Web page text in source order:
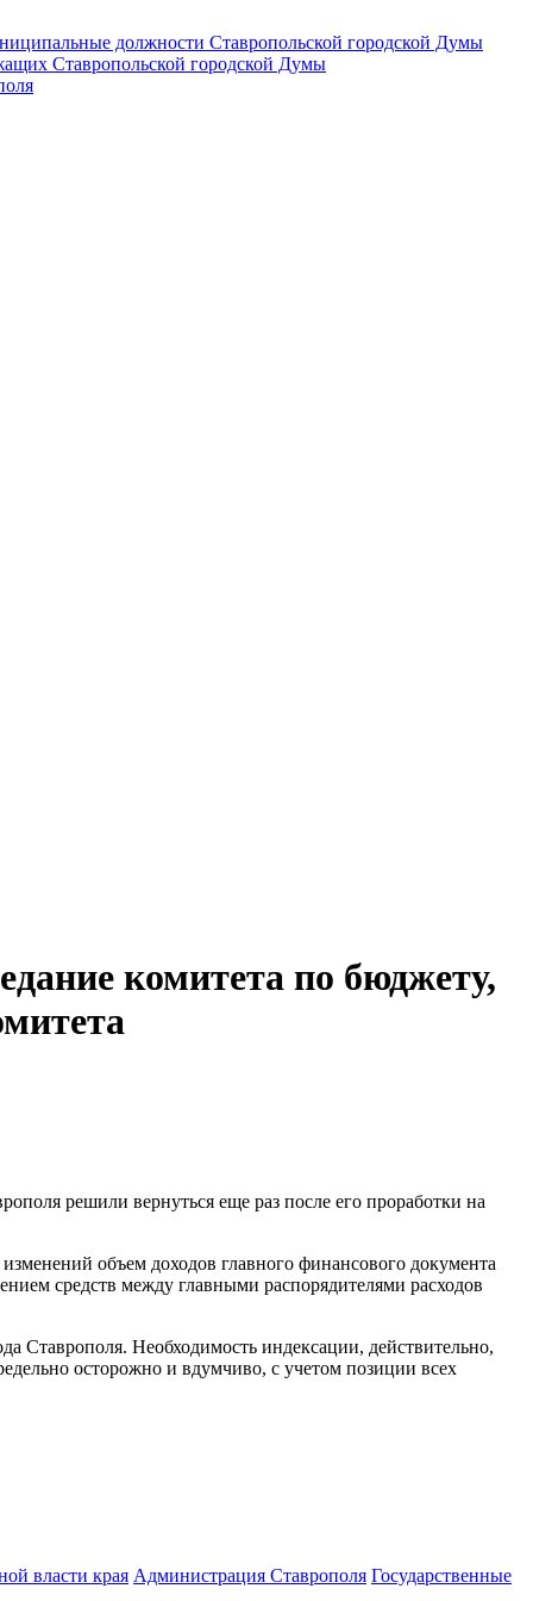
должности Ставропольской городской Думы
Ставропольской городской Думы
комитета по бюджету,
решили вернуться еще раз после его проработки на
объем доходов главного финансового документа
средств между главными распорядителями расходов
Ставрополя. Необходимость индексации, действительно,
осторожно и вдумчиво, с учетом позиции всех
власти края Администрация Ставрополя Государственные